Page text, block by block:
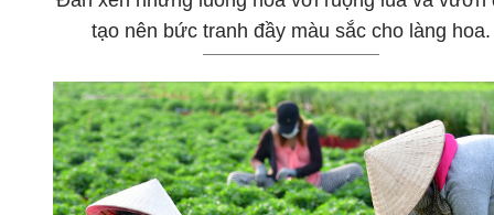
tạo nên bức tranh đầy màu sắc cho làng hoa.